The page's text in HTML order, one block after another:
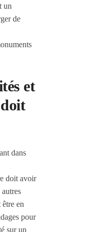
un
de
et
dans
doit avoir
en
pour
sur un